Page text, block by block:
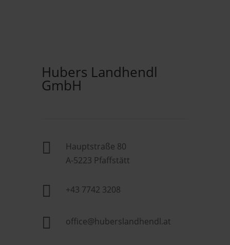
Hubers Landhendl
GmbH

Hauptstraße 80
A-5223 Pfaffstätt
 +43 7742 3208
 office@huberslandhendl.at